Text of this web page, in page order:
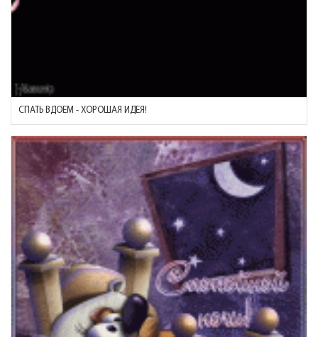
СПАТЬ ВДОЕМ - ХОРОШАЯ ИДЕЯ!